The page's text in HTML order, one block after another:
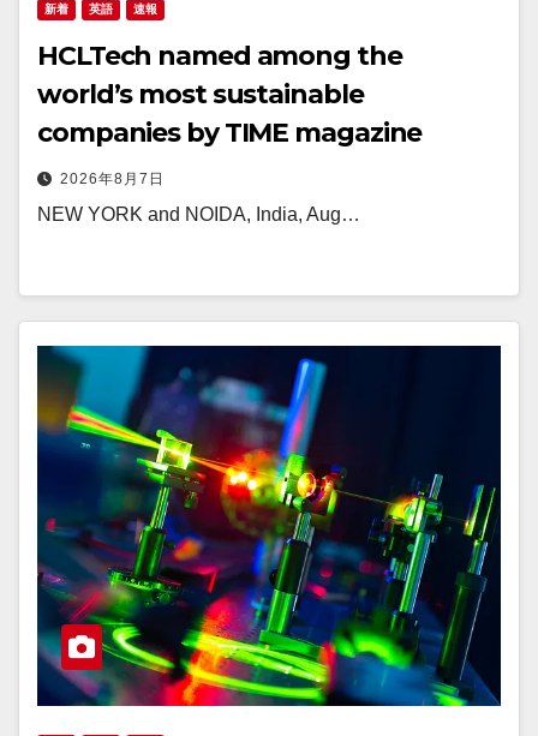
新着 英語 速報
HCLTech named among the
world’s most sustainable
companies by TIME magazine
2026年8月7日
NEW YORK and NOIDA, India, Aug…